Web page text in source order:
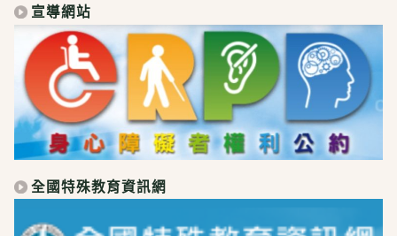
宣導網站
全國特殊教育資訊網